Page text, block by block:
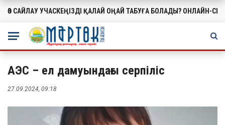
МАҢЫЗДЫ
ӨЗ САЙЛАУ УЧАСКЕҢІЗДІ ҚАЛАЙ ОҢАЙ ТАБУҒА БОЛАДЫ? ОНЛАЙН-
АЭС – ел дамуындағы серпіліс
27.09.2024, 09:18